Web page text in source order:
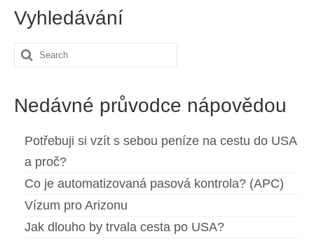
Vyhledávání
Search
Nedávné průvodce nápovědou
Potřebuji si vzít s sebou peníze na cestu do USA
a proč?
Co je automatizovaná pasová kontrola? (APC)
Vízum pro Arizonu
Jak dlouho by trvala cesta po USA?